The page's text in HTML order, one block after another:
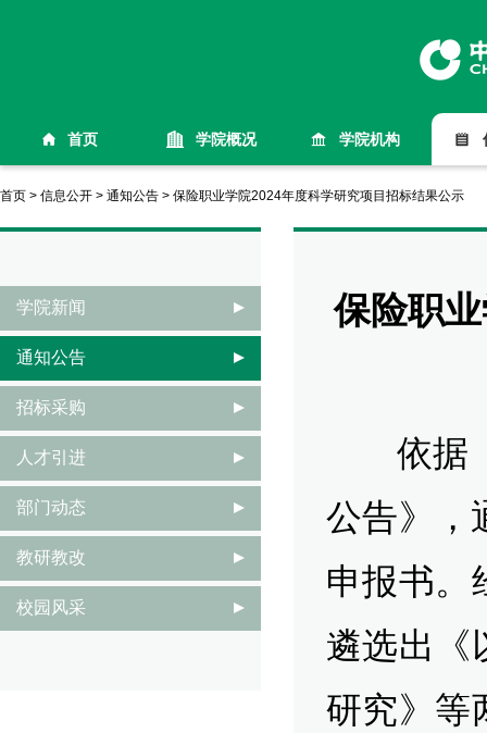
首页 学院概况 学院机构
首页 > 信息公开 > 通知公告 > 保险职业学院2024年度科学研究项目招标结果公示
保险职
依据《
公告》，
申报书。
遴选出《
研究》等
学院新闻
通知公告
招标采购
人才引进
部门动态
教研教改
校园风采